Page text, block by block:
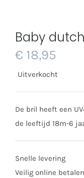
Baby
€ 18,95
Uitverkocht
De bril heeft een
de leeftijd 18m-6
Snelle levering
Veilig online betalen